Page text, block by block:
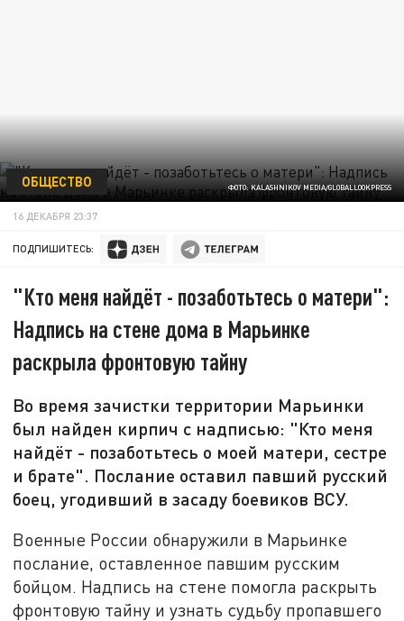
ФОТО: KALASHNIKOV MEDIA/GLOBALLOOKPRESS
ОБЩЕСТВО
16 ДЕКАБРЯ 23:37
ПОДПИШИТЕСЬ:
"Кто меня найдёт - позаботьтесь о матери":
Надпись на стене дома в Марьинке
раскрыла фронтовую тайну
Во время зачистки территории Марьинки
был найден кирпич с надписью: "Кто меня
найдёт - позаботьтесь о моей матери, сестре
и брате". Послание оставил павший русский
боец, угодивший в засаду боевиков ВСУ.
Военные России обнаружили в Марьинке
послание, оставленное павшим русским
бойцом. Надпись на стене помогла раскрыть
фронтовую тайну и узнать судьбу пропавшего